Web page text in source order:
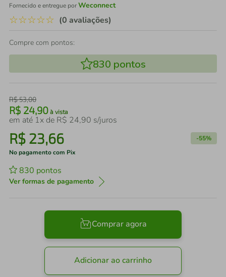
Fornecido e entregue porWeconnect
☆☆☆☆☆ (0 avaliações)
Compre com pontos:
830 pontos
R$53,00
R$ 24,90 à vista
em até 1x de R$ 24,90 s/juros
R$ 23,66 -55%
No pagamento com Pix
830 pontos
Ver formas de pagamento
Comprar agora
Adicionar ao carrinho